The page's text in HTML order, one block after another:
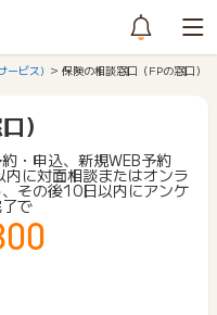
ービス) 保険の相談窓口（FPの窓口）
）
・申込、新規WEB予約
に対面相談またはオンラ
その後10日以内にアンケ
で